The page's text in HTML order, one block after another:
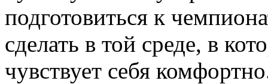
подготовиться к
сделать в той среде, в
чувствует себя